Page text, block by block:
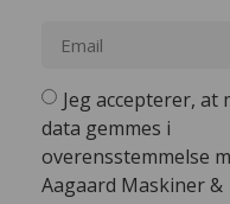
Hækkeklipper batteri
Husqvarna buskrydder
Leje af minigravere
Jeg accepterer, at
data gemmes i
overensstemmelse
Aagaard Maskiner &